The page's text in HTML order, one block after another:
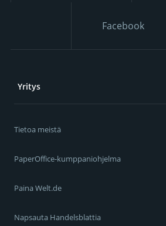
Facebook
Yritys
Tietoa meistä
PaperOffice-kumppaniohjelma
Paina Welt.de
Napsauta Handelsblattia